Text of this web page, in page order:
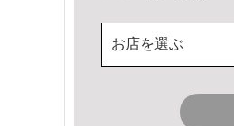
お店を選ぶ